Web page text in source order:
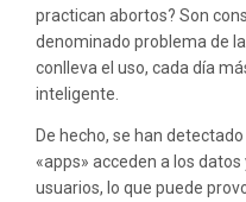
practican abortos? Son
denominado problema de
conlleva el uso, cada día
inteligente.
De hecho, se han
«apps» acceden a los
usuarios, lo que puede